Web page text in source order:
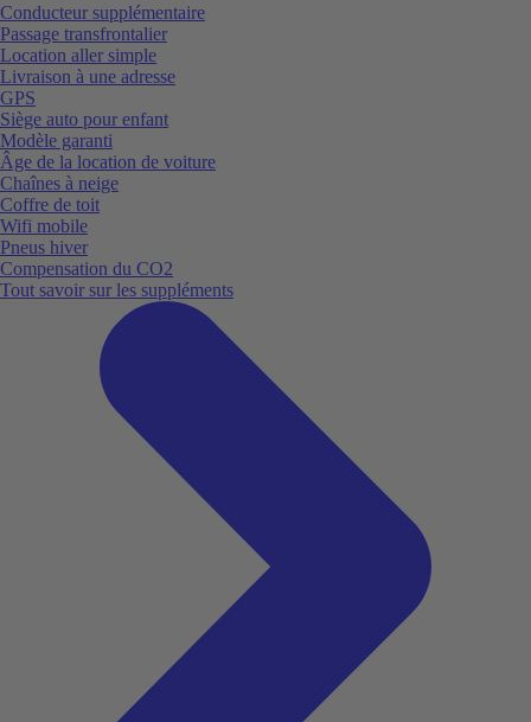
Conducteur supplémentaire
Passage transfrontalier
Location aller simple
Livraison à une adresse
GPS
Siège auto pour enfant
Modèle garanti
Âge de la location de voiture
Chaînes à neige
Coffre de toit
Wifi mobile
Pneus hiver
Compensation du CO2
Tout savoir sur les suppléments